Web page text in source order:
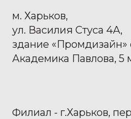
м. Харьков,
ул. Василия Стуса 4А,
здание «Промдизайн»
Академика Павлова, 5
Филиал - г.Харьков,